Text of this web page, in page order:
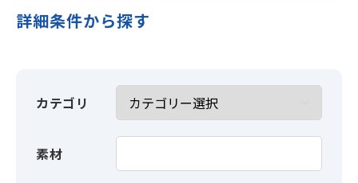
詳細条件から探す
カテゴリ
素材